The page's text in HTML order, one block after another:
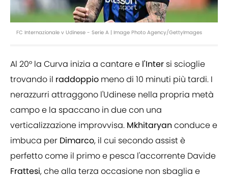
FC Internazionale v Udinese - Serie A | Image Photo Agency/GettyImages
Al 20° la Curva inizia a cantare e l'Inter si scioglie
trovando il raddoppio meno di 10 minuti più tardi. I
nerazzurri attraggono l'Udinese nella propria metà
campo e la spaccano in due con una
verticalizzazione improvvisa. Mkhitaryan conduce e
imbuca per Dimarco, il cui secondo assist è
perfetto come il primo e pesca l'accorrente Davide
Frattesi, che alla terza occasione non sbaglia e